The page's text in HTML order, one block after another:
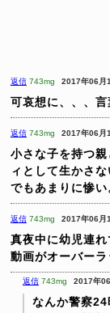
返信 743mg 2017年06月
可哀想に、、、言
返信 743mg 2017年06月
小さな子を持つ親
ィとして生かさな
でもあまりに惨い
返信 743mg 2017年06月
真夜中に幼児連
動画がオーバーラ
返信 743mg 2017年
なんか警察24